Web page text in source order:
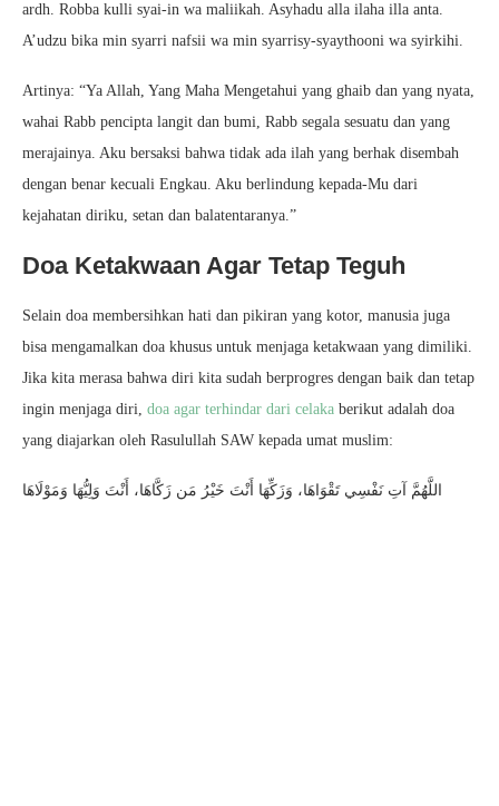
ardh. Robba kulli syai-in wa maliikah. Asyhadu alla ilaha illa anta.
A’udzu bika min syarri nafsii wa min syarrisy-syaythooni wa syirkihi.
Artinya: “Ya Allah, Yang Maha Mengetahui yang ghaib dan yang nyata,
wahai Rabb pencipta langit dan bumi, Rabb segala sesuatu dan yang
merajainya. Aku bersaksi bahwa tidak ada ilah yang berhak disembah
dengan benar kecuali Engkau. Aku berlindung kepada-Mu dari
kejahatan diriku, setan dan balatentaranya.”
Doa Ketakwaan Agar Tetap Teguh
Selain doa membersihkan hati dan pikiran yang kotor, manusia juga
bisa mengamalkan doa khusus untuk menjaga ketakwaan yang dimiliki.
Jika kita merasa bahwa diri kita sudah berprogres dengan baik dan tetap
ingin menjaga diri, doa agar terhindar dari celaka berikut adalah doa
yang diajarkan oleh Rasulullah SAW kepada umat muslim:
اللَّهُمَّ آتِ نَفْسِي تَقْوَاهَا، وَزَكِّهَا أَنْتَ خَيْرُ مَن زَكَّاهَا، أَنْتَ وَلِيُّهَا وَمَوْلَاهَا